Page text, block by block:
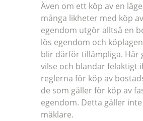
Även om ett köp av en
många likheter med köp
egendom utgör alltså en
lös egendom och
blir därför tillämpliga. Här
vilse och blandar felaktigt
reglerna för köp av
de som gäller för köp av
egendom. Detta gäller
mäklare.